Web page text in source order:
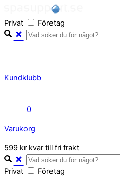
to
content
Privat Företag
Kundklubb
0
Varukorg
Close
Cart
599 kr kvar till fri frakt
Privat Företag